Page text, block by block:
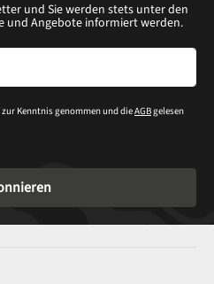
und Sie werden stets unter den
und Angebote informiert werden.
zur Kenntnis genommen und dieAGBgelesen